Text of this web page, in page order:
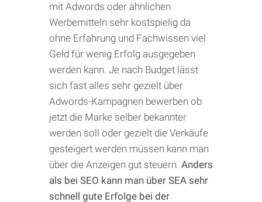
mit Adwords oder ähnlichen
Werbemitteln sehr kostspielig da
ohne Erfahrung und Fachwissen viel
Geld für wenig Erfolg ausgegeben
werden kann. Je nach Budget lässt
sich fast alles sehr gezielt über
Adwords-Kampagnen bewerben ob
jetzt die Marke selber bekannter
werden soll oder gezielt die Verkäufe
gesteigert werden müssen kann man
über die Anzeigen gut steuern. Anders
als bei SEO kann man über SEA sehr
schnell gute Erfolge bei der